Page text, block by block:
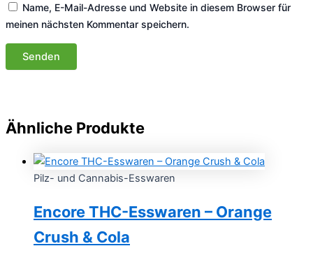
Name, E-Mail-Adresse und Website in diesem Browser für
meinen nächsten Kommentar speichern.
Ähnliche Produkte
Pilz- und Cannabis-Esswaren
Encore THC-Esswaren – Orange
Crush & Cola